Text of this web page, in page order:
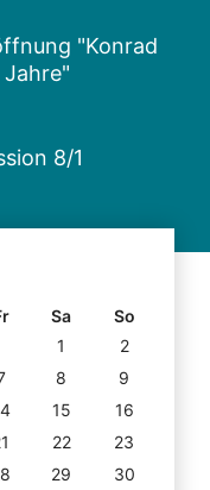
"Konrad
Jahre"
8/1
Sa
So
1
2
8
9
15
16
22
23
29
30